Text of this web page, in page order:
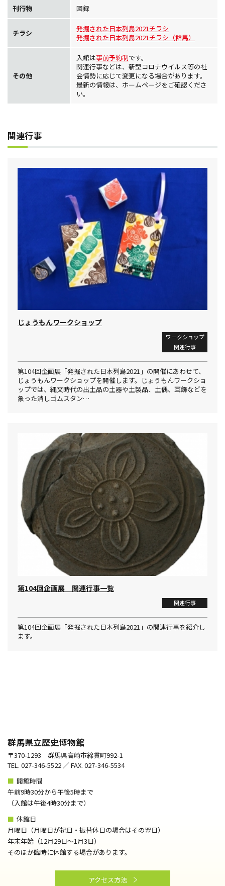
刊行物 図録
チラシ
発掘された日本列島2021チラシ
発掘された日本列島2021チラシ（群馬）
その他
入館は事前予約制です。
関連行事などは、新型コロナウイルス等の社
会情勢に応じて変更になる場合があります。
最新の情報は、ホームページをご確認くださ
い。
関連行事
じょうもんワークショップ
ワークショップ
関連行事
第104回企画展「発掘された日本列島2021」の開催にあわせて、
じょうもんワークショップを開催します。じょうもんワークショ
ップでは、縄文時代の出土品の土器や土製品、土偶、耳飾などを
象った消しゴムスタン…
第104回企画展 関連行事一覧
関連行事
第104回企画展「発掘された日本列島2021」の関連行事を紹介し
ます。
群馬県立歴史博物館
〒370-1293 群馬県高崎市綿貫町992-1
TEL. 027-346-5522 ／ FAX. 027-346-5534
■ 開館時間
午前9時30分から午後5時まで
（⼊館は午後4時30分まで）
■ 休館日
月曜日（月曜日が祝日・振替休日の場合はその翌日）
年末年始（12月29日～1月3日）
そのほか臨時に休館する場合があります。
アクセス方法